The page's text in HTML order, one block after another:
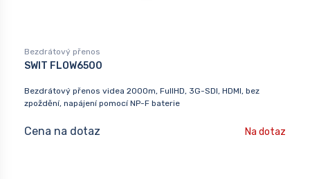
Bezdrátový přenos
SWIT FLOW6500
Bezdrátový přenos videa 2000m, FullHD, 3G-SDI, HDMI, bez
zpoždění, napájení pomocí NP-F baterie
Cena na dotaz Na dotaz